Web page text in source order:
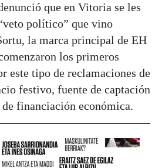
que en Vitoria se les
político” que vino
la marca principal de EH
los primeros
este tipo de reclamaciones de
festivo, fuente de captación
financiación económica.